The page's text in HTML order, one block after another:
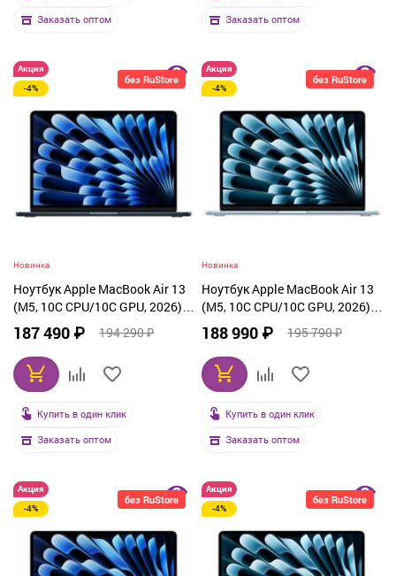
Заказать оптом
Заказать оптом
без RuStore
Акция
-4%
Новинка
Ноутбук Apple MacBook Air 13
(M5, 10C CPU/10C GPU, 2026),
32 ГБ, 1 ТБ SSD, Midnight
(Z1L7000K4)
187 490 ₽ 194 290 ₽
Купить в один клик
Заказать оптом
без RuStore
Акция
-4%
Новинка
Ноутбук Apple MacBook Air 13
(M5, 10C CPU/10C GPU, 2026),
32 ГБ, 1 ТБ SSD, Sky Blue
(Z1LA000K4)
188 990 ₽ 195 790 ₽
Купить в один клик
Заказать оптом
без RuStore
Акция
-4%
без RuStore
Акция
-4%